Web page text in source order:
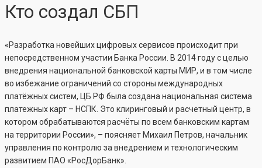
Кто создал СБП
«Разработка новейших цифровых сервисов происходит при
непосредственном участии Банка России. В 2014 году с целью
внедрения национальной банковской карты МИР, и в том числе
во избежание ограничений со стороны международных
платёжных систем, ЦБ РФ была создана национальная система
платежных карт – НСПК. Это клиринговый и расчетный центр, в
котором обрабатываются расчёты по всем банковским картам
на территории России», – поясняет Михаил Петров, начальник
управления по контролю за внедрением и технологическим
развитием ПАО «РосДорБанк».